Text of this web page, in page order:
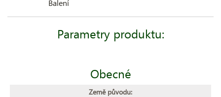
Balení
Parametry produktu:
Obecné
Země původu: